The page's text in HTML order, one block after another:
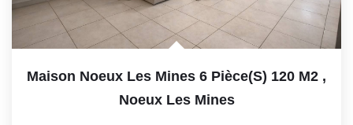
Maison Noeux Les Mines 6 Pièce(s) 120 M2 ,
Noeux Les Mines